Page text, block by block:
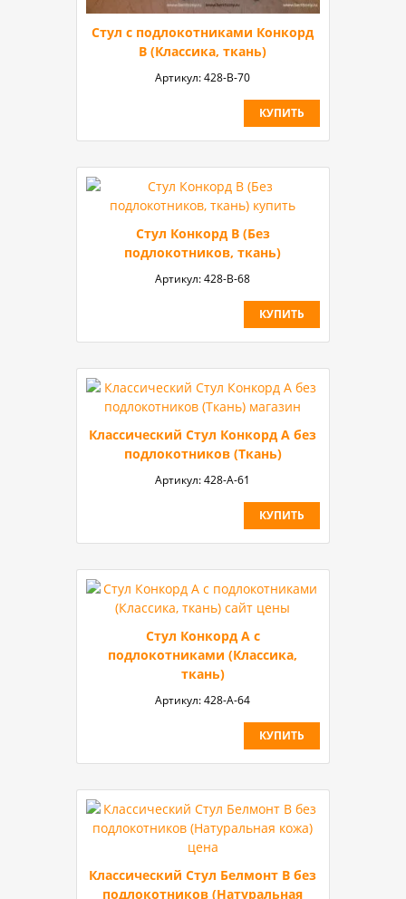
Стул с подлокотниками Конкорд
B (Классика, ткань)
Артикул:428-В-70
КУПИТЬ
Стул Конкорд В (Без
подлокотников, ткань)
Артикул:428-В-68
КУПИТЬ
Классический Стул Конкорд А без
подлокотников (Ткань)
Артикул:428-А-61
КУПИТЬ
Стул Конкорд А с
подлокотниками (Классика,
ткань)
Артикул:428-А-64
КУПИТЬ
Классический Стул Белмонт В без
подлокотников (Натуральная